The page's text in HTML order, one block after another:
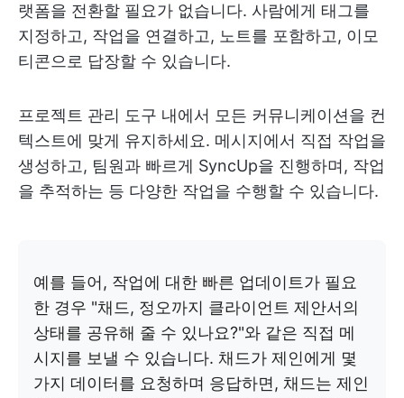
랫폼을 전환할 필요가 없습니다. 사람에게 태그를
지정하고, 작업을 연결하고, 노트를 포함하고, 이모
티콘으로 답장할 수 있습니다.
프로젝트 관리 도구 내에서 모든 커뮤니케이션을 컨
텍스트에 맞게 유지하세요. 메시지에서 직접 작업을
생성하고, 팀원과 빠르게 SyncUp을 진행하며, 작업
을 추적하는 등 다양한 작업을 수행할 수 있습니다.
예를 들어, 작업에 대한 빠른 업데이트가 필요
한 경우 "채드, 정오까지 클라이언트 제안서의
상태를 공유해 줄 수 있나요?"와 같은 직접 메
시지를 보낼 수 있습니다. 채드가 제인에게 몇
가지 데이터를 요청하며 응답하면, 채드는 제인